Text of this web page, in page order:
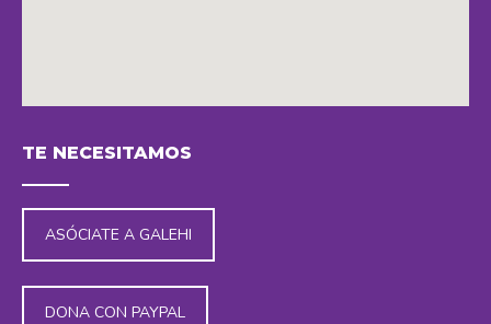
TE NECESITAMOS
ASÓCIATE A GALEHI
DONA CON PAYPAL